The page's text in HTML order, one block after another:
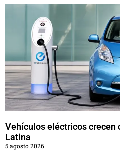
Vehículos eléctricos crecen
Latina
5 agosto 2026